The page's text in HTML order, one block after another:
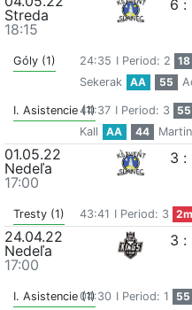
Streda
18:15
6 :
Góly (1) 24:35 I Period: 2 18
Sekerak
AA 55
I. Asistencie (1)44:37 I Period: 3 55
Kall
AA 44
01.05.22
Nedeľa
17:00
3 :
Tresty (1) 43:41 I Period: 3
24.04.22
Nedeľa
17:00
3 :
I. Asistencie (1)04:30 I Period: 1 55